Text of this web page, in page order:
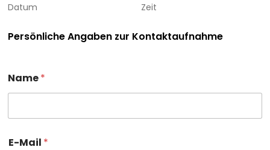
Datum Zeit
Persönliche Angaben zur Kontaktaufnahme
Name*
E-Mail *